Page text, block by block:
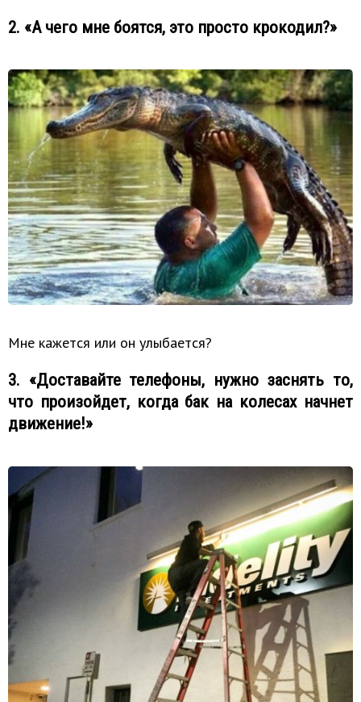
2. «А чего мне боятся, это просто крокодил?»
Мне кажется или он улыбается?
3. «Доставайте телефоны, нужно заснять то,
что произойдет, когда бак на колесах начнет
движение!»